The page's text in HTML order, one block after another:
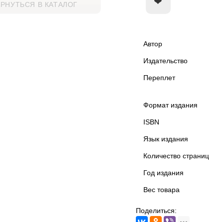
В КАТАЛОГ
Автор
Издательство
Переплет
Формат издания
ISBN
Язык издания
Количество страниц
Год издания
Вес товара
Поделиться: